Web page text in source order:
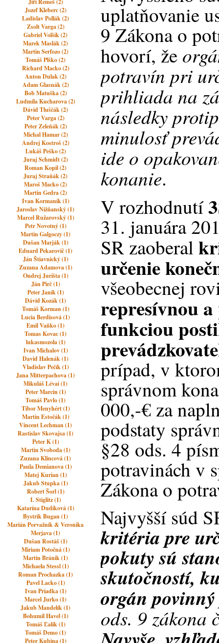
Jiří Remeš (2)
Jozef Kleberc (2)
Ladislav Pollák (2)
Zsolt Varga (2)
Gabriel Volšík (2)
Marek Maslák (2)
Martin Serfozo (2)
Tomáš Plško (2)
Richard Macko (2)
Anton Dulak (2)
Adam Glasnák (2)
Bob Matuška (2)
Ludmila Kucharova (2)
Dávid Tluščák (2)
Peter Varga (2)
Peter Zeleňák (2)
Michal Hamar (2)
Andrej Kostroš (2)
Lukáš Peško (2)
Juraj Schmidt (2)
Roman Kopil (2)
Juraj Straňák (2)
Maroš Macko (2)
Martin Gedra (2)
Ivan Kormaník (1)
Jaroslav Nižňanský (1)
Marcel Ružarovský (1)
Petr Novotný (1)
Martin Galgoczy (1)
Dušan Marják (1)
Eduard Pekarovič (1)
Ján Štiavnický (1)
Zuzana Adamova (1)
Ondrej Jurišta (1)
Ján Pirč (1)
Peter Janík (1)
Dávid Kozák (1)
Tomáš Korman (1)
Lucia Berdisová (1)
Emil Vaňko (1)
Tomas Kovac (1)
lukasmozola (1)
Ivan Michalov (1)
David Halenák (1)
Vladislav Pečík (1)
Jana Mitterpachova (1)
Mikuláš Lévai (1)
Peter Marcin (1)
Tomáš Pavlo (1)
Tibor Menyhért (1)
Martin Estočák (1)
Vincent Lechman (1)
Rastislav Skovajsa (1)
Peter K (1)
Martin Svoboda (1)
Zuzana Klincová (1)
Paula Demianova (1)
Matej Kurian (1)
Jakub Stupka (1)
Robert Šorl (1)
I. Stiglitz (1)
Katarína Dudíková (1)
Bystrik Bugan (1)
Marián Porvažník & Veronika
Merjava (1)
Dušan Rostáš (1)
Miriam Potočná (1)
Martin Bránik (1)
Michaela Stessl (1)
Roman Prochazka (1)
Pavel Lacko (1)
Ivan Priadka (1)
Marcel Jurko (1)
Jakub Mandelík (1)
Bohumil Havel (1)
Tomáš Ľalík (1)
Tomáš Demo (1)
Peter Kubina (1)
uplatňovanie
9 Zákona o
hovorí, že
potravín pri
prihliada na
následky
minulosť
ide o
konanie.
V rozhodnutí
31. januára
SR zaoberal
určenie
všeobecnej
represívnou
funkciou
prípad, v
správnom
000,-€ za
podstaty
§28 ods. 4
potravinách v
Zákona o
Najvyšší súd
kritéria pre
pokuty sú
skutočností,
orgán
ods. 9 zákona